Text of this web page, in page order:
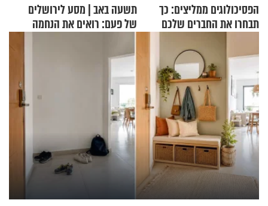
הפסיכולוגים ממליצים: כך
תבחרו את החברים שלכם
תשעה באב | מסע לירושלים
של פעם: רואים את הנחמה